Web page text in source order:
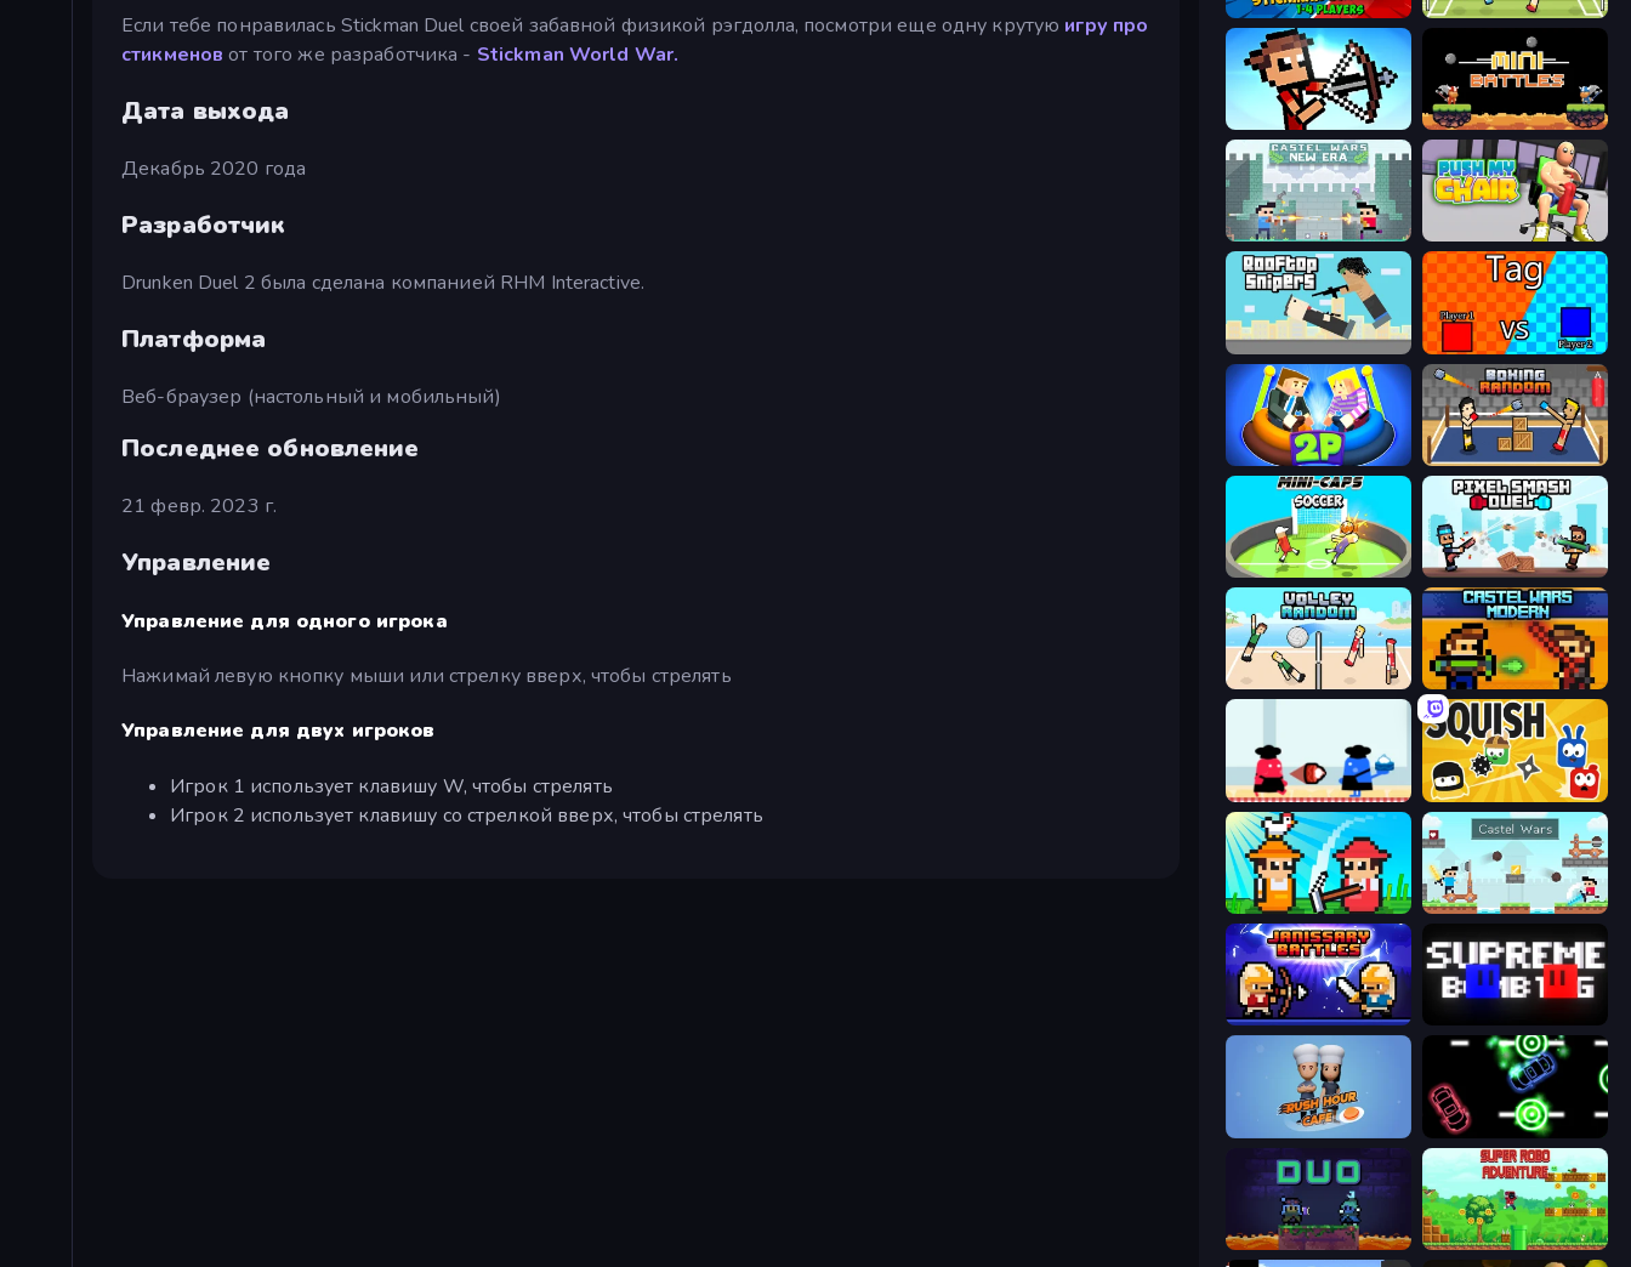
Если тебе понравилась Stickman Duel своей забавной физикой рэгдолла, посмотри еще одну крутую игру про
стикменов от того же разработчика - Stickman World War.
Дата выхода
Декабрь 2020 года
Разработчик
Drunken Duel 2 была сделана компанией RHM Interactive.
Платформа
Веб-браузер (настольный и мобильный)
Последнее обновление
21 февр. 2023 г.
Управление
Управление для одного игрока
Нажимай левую кнопку мыши или стрелку вверх, чтобы стрелять
Управление для двух игроков
Игрок 1 использует клавишу W, чтобы стрелять
Игрок 2 использует клавишу со стрелкой вверх, чтобы стрелять
Stickman battle 1-4 Players Soccer Random
Stick Archers Battle 12 MiniBattles
Castle Wars: New Era Push My Chair
Rooftop Snipers 2 Player Tag
Ragdoll Arena 2 Player Boxing Random
Mini-Caps: Soccer Pixel Smash Duel
Volley Random Castle Wars: Modern
Clash of Cakes Squish
Farmer Challenge Party Castle Wars
Janissary Battles
Rush Hour Cafe Glowit - Two Players
Duo Super Robo - Adventure